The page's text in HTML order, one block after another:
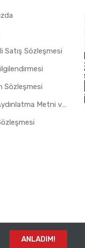
Satış Sözleşmesi
Sözleşmesi
Çerez Aydınlatma Metni ve Gizlilik Politikası
ANLADIM!